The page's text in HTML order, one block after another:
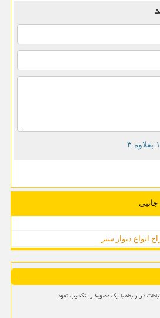
انواع دیوار سبز
در رابطه با یک مصوبه را تکذیب نمود